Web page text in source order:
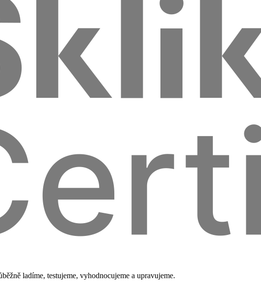
ladíme, testujeme, vyhodnocujeme a upravujeme.